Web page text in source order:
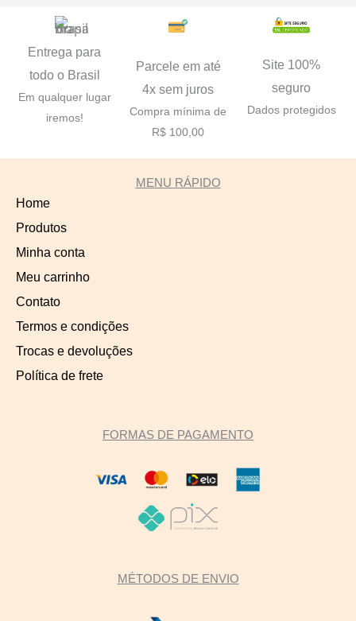
Entrega para
todo o Brasil
Em qualquer lugar
iremos!
Parcele em até
4x sem juros
Compra mínima de
R$ 100,00
Site 100%
seguro
Dados protegidos
MENU RÁPIDO
Home
Produtos
Minha conta
Meu carrinho
Contato
Termos e condições
Trocas e devoluções
Política de frete
FORMAS DE PAGAMENTO
MÉTODOS DE ENVIO